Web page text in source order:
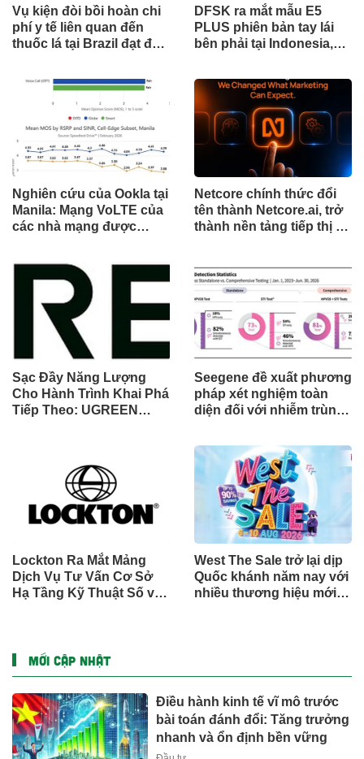
Vụ kiện đòi bồi hoàn chi
phí y tế liên quan đến
thuốc lá tại Brazil đạt đến
tòa án chuẩn bị ra phán
DFSK ra mắt mẫu E5
PLUS phiên bản tay lái
bên phải tại Indonesia,
trong hành trình mở rộng
toàn cầu
Nghiên cứu của Ookla tại
Manila: Mạng VoLTE của
các nhà mạng được
về chất lượng và độ tin
cậy của cuộc gọi thoại
Netcore chính thức đổi
tên thành Netcore.ai, trở
thành nền tảng tiếp thị tự
trưởng khách hàng
Sạc Đầy Năng Lượng
Cho Hành Trình Khai Phá
Tiếp Theo: UGREEN
Seegene đề xuất phương
pháp xét nghiệm toàn
diện đối với nhiễm trùng
qua Nghiên cứu lâm
sàng một triệu ca toàn
cầu (GMCS)
Lockton Ra Mắt Mảng
Dịch Vụ Tư Vấn Cơ Sở
Hạ Tầng Kỹ Thuật Số và
West The Sale trở lại dịp
Quốc khánh năm nay với
nhiều thương hiệu mới,
MỚI CẬP NHẬT
Điều hành kinh tế vĩ mô trước
bài toán đánh đổi: Tăng trưởng
nhanh và ổn định bền vững